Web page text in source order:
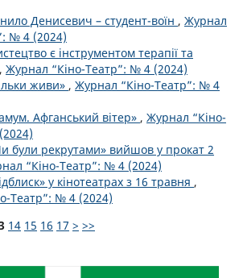
Денисевич – студент-воїн , Журнал
№ 4 (2024)
є інструментом терапії та
, Журнал “Кіно-Театр”: № 4 (2024)
живи» , Журнал “Кіно-Театр”: № 4
Афганський вітер» , Журнал “Кіно-
були рекрутами» вийшов у прокат 2
“Кіно-Театр”: № 4 (2024)
у кінотеатрах з 16 травня ,
Театр”: № 4 (2024)
14 15 16 17 > >>